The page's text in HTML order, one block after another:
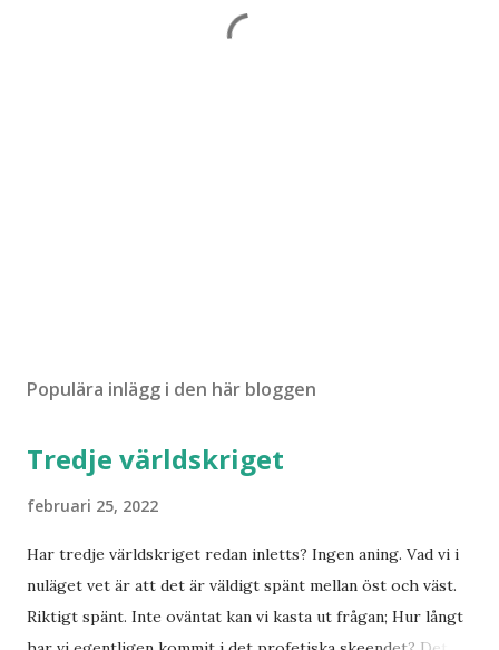
Populära inlägg i den här bloggen
Tredje världskriget
februari 25, 2022
Har tredje världskriget redan inletts? Ingen aning. Vad vi i
nuläget vet är att det är väldigt spänt mellan öst och väst.
Riktigt spänt. Inte oväntat kan vi kasta ut frågan; Hur långt